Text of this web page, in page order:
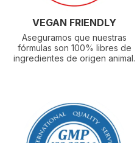
VEGAN FRIENDLY
Aseguramos que nuestras
fórmulas son 100% libres de
ingredientes de origen animal.